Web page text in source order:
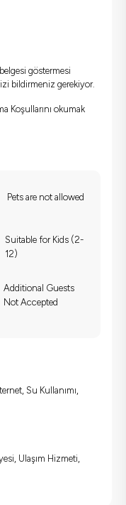
göstermesi
bildirmeniz gerekiyor.
Koşullarını okumak
Pets are not allowed
Suitable for Kids (2-
12)
Additional Guests
Not Accepted
Su Kullanımı,
Ulaşım Hizmeti,